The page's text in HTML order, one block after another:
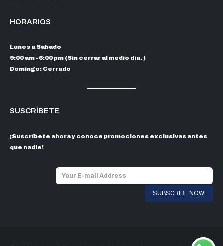
HORARIOS
Lunes a Sábado
9:00 am - 6:00 pm (Sin cerrar al medio día. )
Domingo: Cerrado
SUSCRÍBETE
¡Suscríbete ahora y conoce promociones exclusivas antes
que nadie!